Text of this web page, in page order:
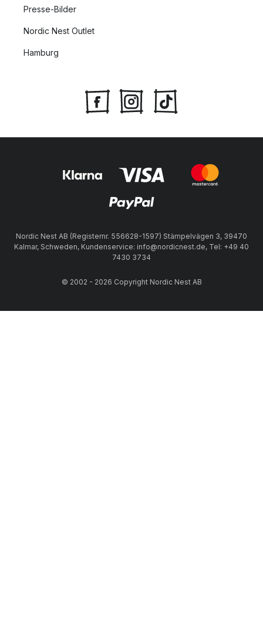
Presse-Bilder
Nordic Nest Outlet
Hamburg
Nordic Nest AB (Registernr. 556628-1597) Stämpelvägen 3, 39470
Kalmar, Schweden, Kundenservice: info@nordicnest.de, Tel: +49 40
7430 3734
© 2002 - 2026 Copyright Nordic Nest AB